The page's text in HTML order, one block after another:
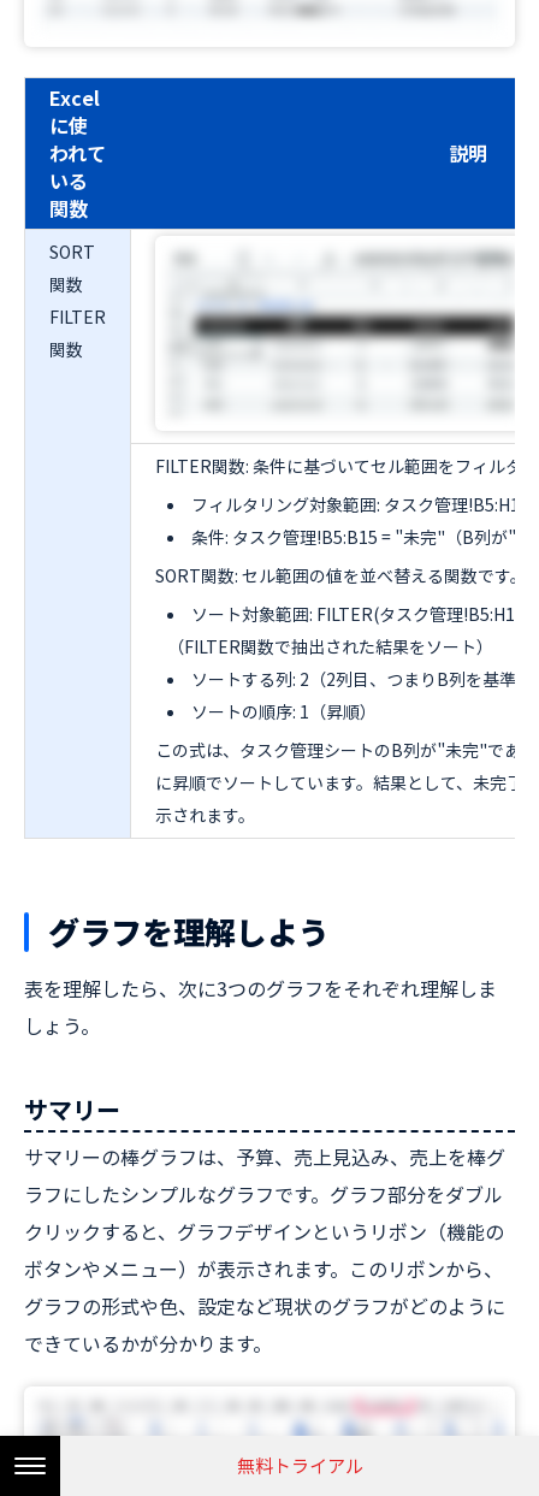
Excel
に使
われて
いる
関数
説明
SORT
関数
FILTER
関数
FILTER関数: 条件に基づいてセル範囲をフィルタ
フィルタリング対象範囲: タスク管理
条件: タスク管理!B5:B15 = "未完"（B列が"
SORT関数: セル範囲の値を並べ替える関数です。
ソート対象範囲: FILTER(タスク管理
（FILTER関数で抽出された結果をソート）
ソートする列: 2（2列目、つまりB列を基準に
ソートの順序: 1（昇順）
この式は、タスク管理シートのB列が"未完"であ
に昇順でソートしています。結果として、未完了
示されます。
グラフを理解しよう
表を理解したら、次に3つのグラフをそれぞれ理解しま
しょう。
サマリー
サマリーの棒グラフは、予算、売上見込み、売上を棒グ
ラフにしたシンプルなグラフです。グラフ部分をダブル
クリックすると、グラフデザインというリボン（機能の
ボタンやメニュー）が表示されます。このリボンから、
グラフの形式や色、設定など現状のグラフがどのように
できているかが分かります。
無料トライアル